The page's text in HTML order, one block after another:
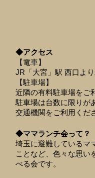
◆アクセス
【電車】
JR「大宮」駅 西口よ
【駐車場】
近隣の有料駐車場をご
駐車場は台数に限りが
交通機関をご利用くだ
◆ママランチ会って？
埼玉に避難しているマ
ことなど、色々な思い
べる会です。